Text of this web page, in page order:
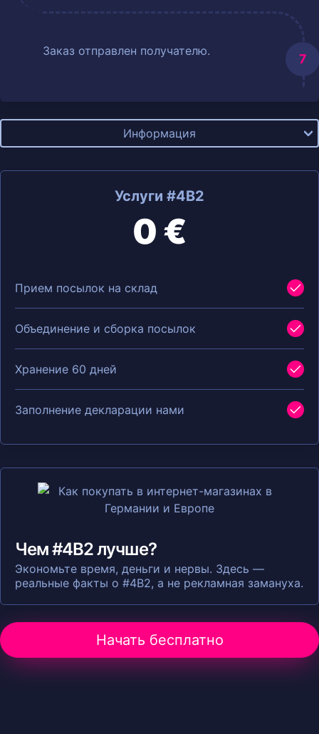
Заказ отправлен получателю.
Информация
Услуги #4B2
0 €
Прием посылок на склад
Объединение и сборка посылок
Хранение 60 дней
Заполнение декларации нами
Чем #4B2 лучше?
Экономьте время, деньги и нервы. Здесь —
реальные факты о #4B2, а не рекламная замануха.
Начать бесплатно